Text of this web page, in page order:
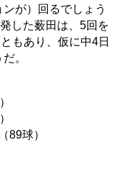
が）回るでしょう
した薮田は、5回を
もあり、仮に中4日
。
89球）